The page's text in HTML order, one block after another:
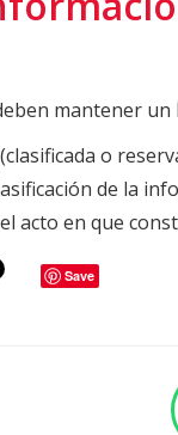
mantener un
o
de la
acto en que
Save